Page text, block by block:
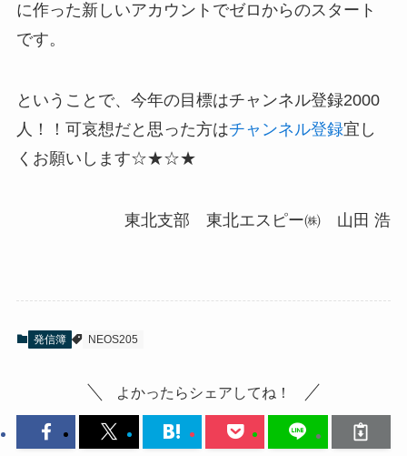
に作った新しいアカウントでゼロからのスタート
です。
ということで、今年の目標はチャンネル登録2000
人！！可哀想だと思った方はチャンネル登録宜し
くお願いします☆★☆★
東北支部 東北エスピー㈱ 山田 浩
発信簿 NEOS205
よかったらシェアしてね！